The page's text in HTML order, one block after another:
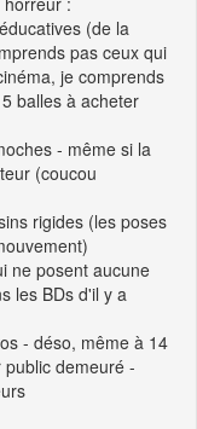
(de la
pas ceux qui
je comprends
balles à acheter
- même si la
(coucou
rigides (les poses
ne posent aucune
les BDs d'il y a
- déso, même à 14
demeuré -